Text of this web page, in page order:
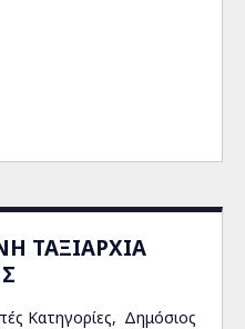
ΤΑΞΙΑΡΧΙΑ
Κατηγορίες
Δημόσιος